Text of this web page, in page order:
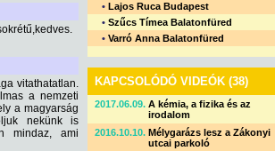
vitathatatlan.
a nemzeti
a magyarság
nekünk is
mindaz, ami
• Lajos Ruca Budapest
• Szűcs Tímea Balatonfüred
• Varró Anna Balatonfüred
KAPCSOLÓDÓ VIDEÓK (38)
2017.06.09. A kémia, a fizika és az
irodalom
2016.10.10. Mélygarázs lesz a Zákonyi
utcai parkoló